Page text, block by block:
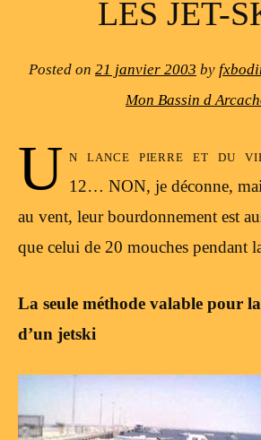
LES JET-
Posted on 21 janvier 2003 by
Mon Bassin d
U n lance pierre et du
12… NON, je déconne,
au vent, leur bourdonnement est
que celui de 20 mouches pendant
La seule méthode valable pour la
d’un jetski